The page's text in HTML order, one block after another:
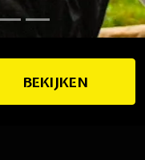
BEKIJKEN